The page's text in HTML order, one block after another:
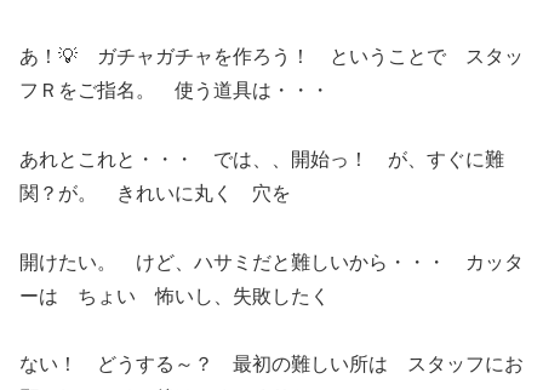
あ！💡 ガチャガチャを作ろう！ ということで スタッ
フＲをご指名。 使う道具は・・・
あれとこれと・・・ では、、開始っ！ が、すぐに難
関？が。 きれいに丸く 穴を
開けたい。 けど、ハサミだと難しいから・・・ カッタ
ーは ちょい 怖いし、失敗したく
ない！ どうする～？ 最初の難しい所は スタッフにお